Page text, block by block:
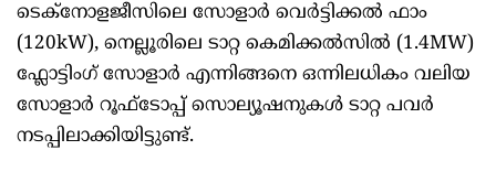
ടെക്നോളജീസിലെ സോളാർ വെർട്ടിക്കൽ ഫാം
(120kW), നെല്ലൂരിലെ ടാറ്റ കെമിക്കൽസിൽ (1.4MW)
ഫ്ലോട്ടിംഗ് സോളാർ എന്നിങ്ങനെ ഒന്നിലധികം വലിയ
സോളാർ റൂഫ്‌ടോപ്പ് സൊല്യൂഷനുകൾ ടാറ്റ പവർ
നടപ്പിലാക്കിയിട്ടുണ്ട്.